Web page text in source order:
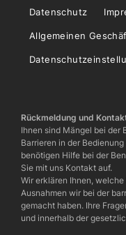
Datenschutz
Allgemeinen
Rückmeldung und
Ihnen sind Mängel bei der
Barrieren in der
benötigen Hilfe bei der
Sie mit uns Kontakt auf.
Wir erklären Ihnen,
Ausnahmen wir bei der
gemacht haben. Ihre
und innerhalb der